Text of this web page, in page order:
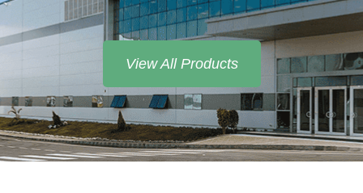
View All Products